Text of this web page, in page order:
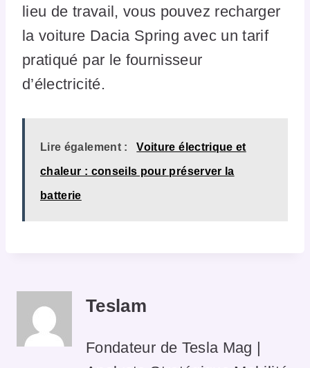
lieu de travail, vous pouvez recharger
la voiture Dacia Spring avec un tarif
pratiqué par le fournisseur
d’électricité.
Lire également : Voiture électrique et
chaleur : conseils pour préserver la
batterie
Teslam
Fondateur de Tesla Mag |